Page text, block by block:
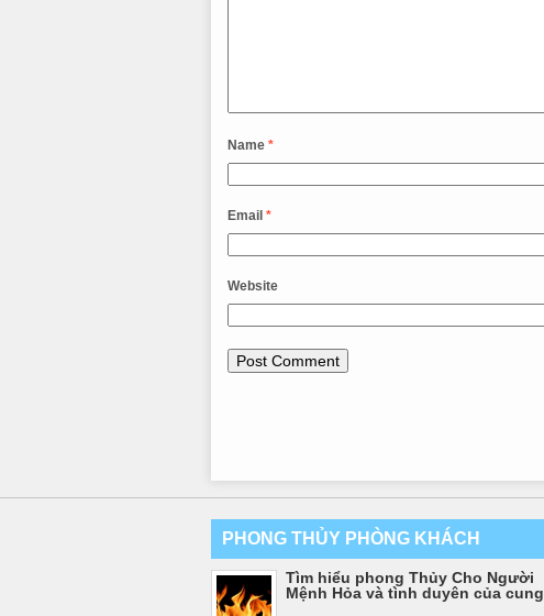
Name *
Email *
Website
PHONG THỦY PHÒNG KHÁCH
Tìm hiểu phong Thủy Cho Người
Mệnh Hỏa và tình duyên của cung